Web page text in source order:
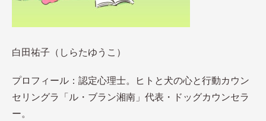
白田祐子（しらたゆうこ）
プロフィール：認定心理士。ヒトと犬の心と行動カウン
セリングラ「ル・ブラン湘南」代表・ドッグカウンセラ
ー。